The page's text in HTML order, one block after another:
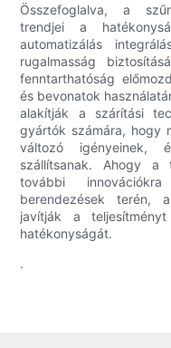
Összefoglalva, a
trendjei a
automatizálás
rugalmasság
fenntarthatóság
és bevonatok
alakítják a szárítási
gyártók számára, hogy
változó igényeinek,
szállítsanak. Ahogy a
további
berendezések terén,
javítják a
hatékonyságát.
.